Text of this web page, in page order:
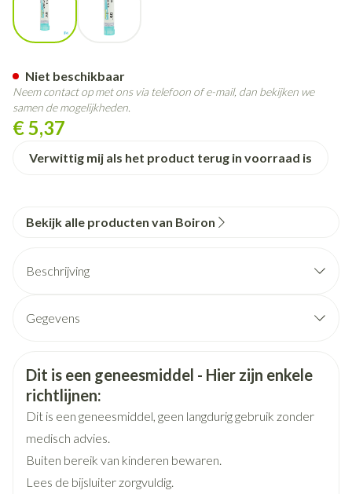
€ 5,37
Verwittig mij als het product terug in voorraad is
Niet beschikbaar
Neem contact op met ons via telefoon of e-mail, dan bekijken we
samen de mogelijkheden.
Bekijk alle producten van Boiron
Beschrijving
Gegevens
Organisaties
Merken
Breedte 17 mm
Veiligheidsinformatie
Dit is een geneesmiddel - Hier zijn enkele
richtlijnen:
Dit is een geneesmiddel, geen langdurig gebruik zonder
medisch advies.
Buiten bereik van kinderen bewaren.
Lees de bijsluiter zorgvuldig.